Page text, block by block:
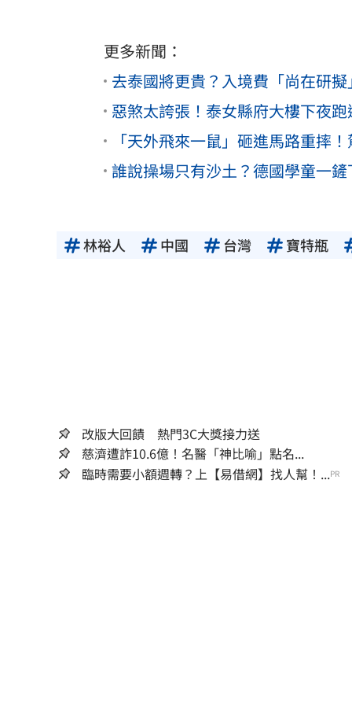
更多新聞：
去泰國將更貴？入境費「尚在研
惡煞太誇張！泰女縣府大樓下夜
「天外飛來一鼠」砸進馬路重摔
誰說操場只有沙土？德國學童一
林裕人 中國 台灣 寶特瓶
改版大回饋 熱門3C大獎接力送
慈濟遭詐10.6億！名醫「神比喻」點名...
臨時需要小額週轉？上【易借網】找人幫！...PR